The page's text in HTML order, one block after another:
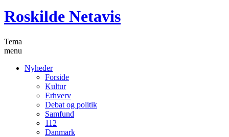
Roskilde Netavis
Tema
menu
Nyheder
Forside
Kultur
Erhverv
Debat og politik
Samfund
112
Danmark